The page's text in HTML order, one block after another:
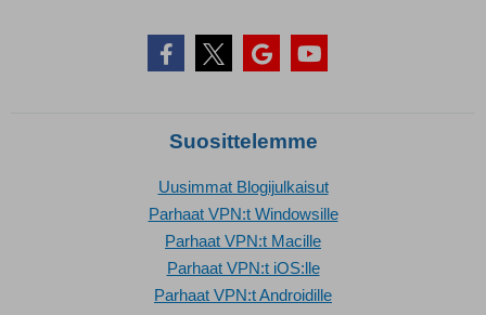
Suosittelemme
Uusimmat Blogijulkaisut
Parhaat VPN:t Windowsille
Parhaat VPN:t Macille
Parhaat VPN:t iOS:lle
Parhaat VPN:t Androidille